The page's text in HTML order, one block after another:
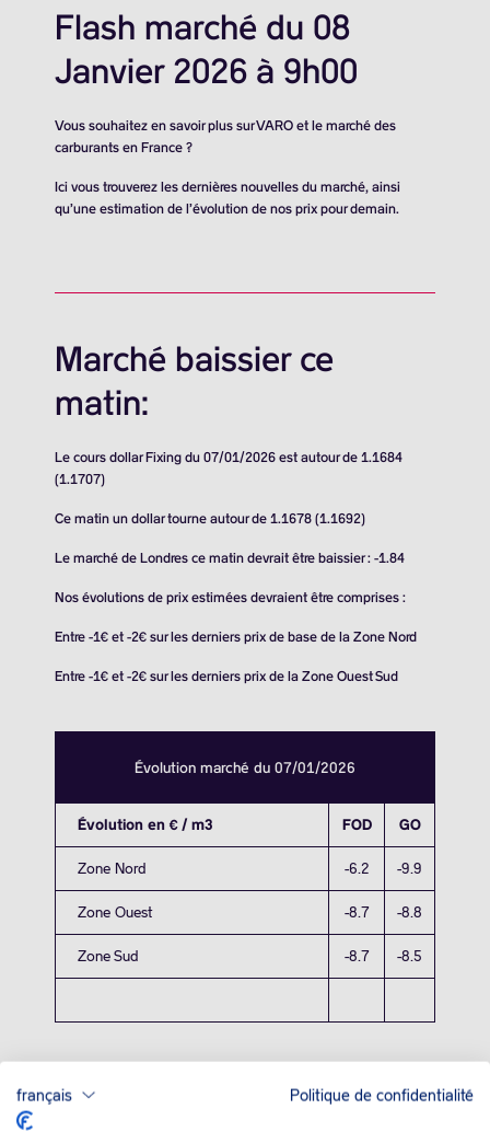
Flash marché du 08
Janvier 2026 à 9h00
Vous souhaitez en savoir plus sur VARO et le marché des
carburants en France ?
Ici vous trouverez les dernières nouvelles du marché, ainsi
qu’une estimation de l’évolution de nos prix pour demain.
Marché baissier ce
matin:
Le cours dollar Fixing du 07/01/2026 est autour de 1.1684
(1.1707)
Ce matin un dollar tourne autour de 1.1678 (1.1692)
Le marché de Londres ce matin devrait être baissier : -1.84
Nos évolutions de prix estimées devraient être comprises :
Entre -1€ et -2€ sur les derniers prix de base de la Zone Nord
Entre -1€ et -2€ sur les derniers prix de la Zone Ouest Sud
Évolution marché du 07/01/2026
Évolution en € / m3 FOD GO
Zone Nord -6.2 -9.9
Zone Ouest -8.7 -8.8
Zone Sud -8.7 -8.5
français Politique de confidentialité